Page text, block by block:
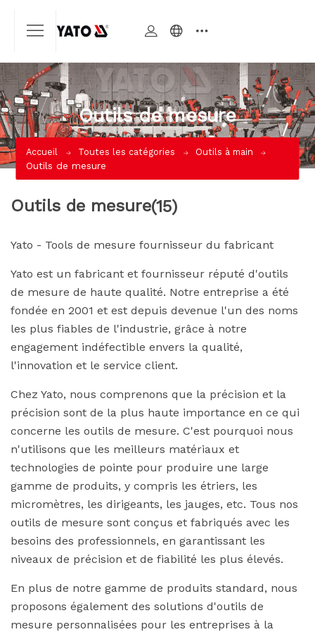
Outils de mesure
Accueil Toutes les catégories Outils à main
Outils de mesure
Outils de mesure(15)
Yato - Tools de mesure fournisseur du fabricant
Yato est un fabricant et fournisseur réputé d'outils
de mesure de haute qualité. Notre entreprise a été
fondée en 2001 et est depuis devenue l'un des noms
les plus fiables de l'industrie, grâce à notre
engagement indéfectible envers la qualité,
l'innovation et le service client.
Chez Yato, nous comprenons que la précision et la
précision sont de la plus haute importance en ce qui
concerne les outils de mesure. C'est pourquoi nous
n'utilisons que les meilleurs matériaux et
technologies de pointe pour produire une large
gamme de produits, y compris les étriers, les
micromètres, les dirigeants, les jauges, etc. Tous nos
outils de mesure sont conçus et fabriqués avec les
besoins des professionnels, en garantissant les
niveaux de précision et de fiabilité les plus élevés.
En plus de notre gamme de produits standard, nous
proposons également des solutions d'outils de
mesure personnalisées pour les entreprises à la